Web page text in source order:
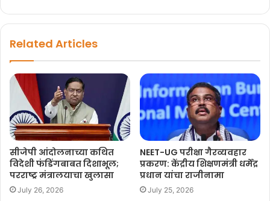
Related Articles
सीजेपी आंदोलनाच्या कथित
विदेशी फंडिंगबाबत दिशाभूल;
परराष्ट्र मंत्रालयाचा खुलासा
July 26, 2026
NEET-UG परीक्षा गैरव्यवहार
प्रकरण: केंद्रीय शिक्षणमंत्री धर्मेंद्र
प्रधान यांचा राजीनामा
July 25, 2026